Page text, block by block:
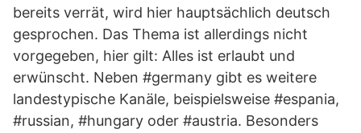
bereits verrät, wird hier hauptsächlich deutsch
gesprochen. Das Thema ist allerdings nicht
vorgegeben, hier gilt: Alles ist erlaubt und
erwünscht. Neben #germany gibt es weitere
landestypische Kanäle, beispielsweise #espania,
#russian, #hungary oder #austria. Besonders